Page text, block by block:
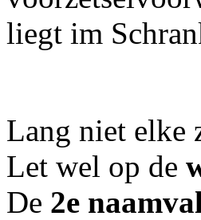
liegt im
Lang niet elke
Let wel op de
De 2e